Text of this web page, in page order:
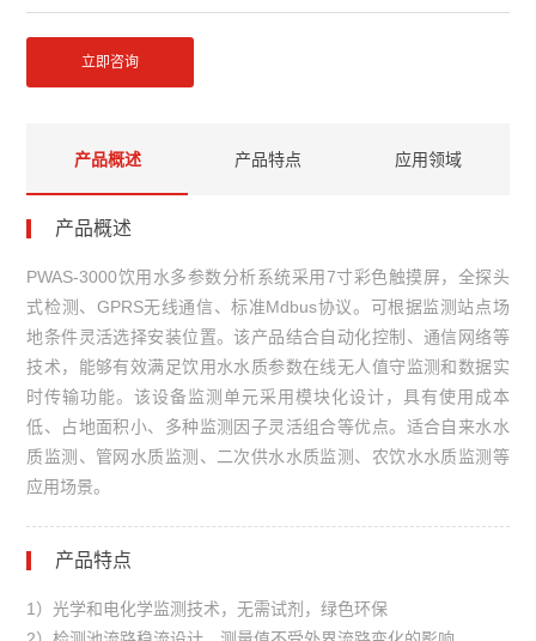
立即咨询
产品概述 产品特点 应用领域
产品概述
PWAS-3000饮用水多参数分析系统采用7寸彩色触摸屏，全探头
式检测、GPRS无线通信、标准Mdbus协议。可根据监测站点场
地条件灵活选择安装位置。该产品结合自动化控制、通信网络等
技术，能够有效满足饮用水水质参数在线无人值守监测和数据实
时传输功能。该设备监测单元采用模块化设计，具有使用成本
低、占地面积小、多种监测因子灵活组合等优点。适合自来水水
质监测、管网水质监测、二次供水水质监测、农饮水水质监测等
应用场景。
产品特点
1）光学和电化学监测技术，无需试剂，绿色环保